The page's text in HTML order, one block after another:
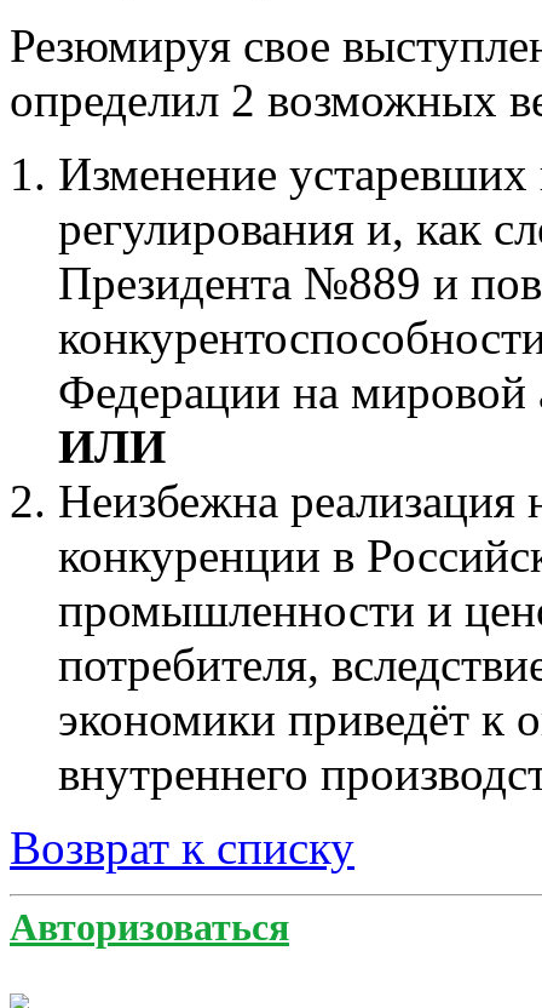
Резюмируя свое
определил 2 возможных
Изменение устаревших
регулирования и, как
Президента №889 и
Федерации на мировой
ИЛИ
Неизбежна реализация
конкуренции в
промышленности и
потребителя,
экономики приведёт к
внутреннего
Возврат к списку
Авторизоваться